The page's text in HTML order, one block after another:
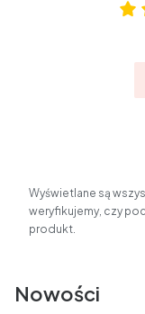
Wyświetlane są
weryfikujemy, czy
produkt.
Nowości